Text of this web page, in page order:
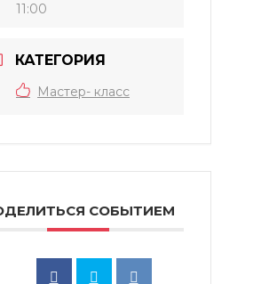
11:00
КАТЕГОРИЯ
Мастер- класс
СОБЫТИЕМ